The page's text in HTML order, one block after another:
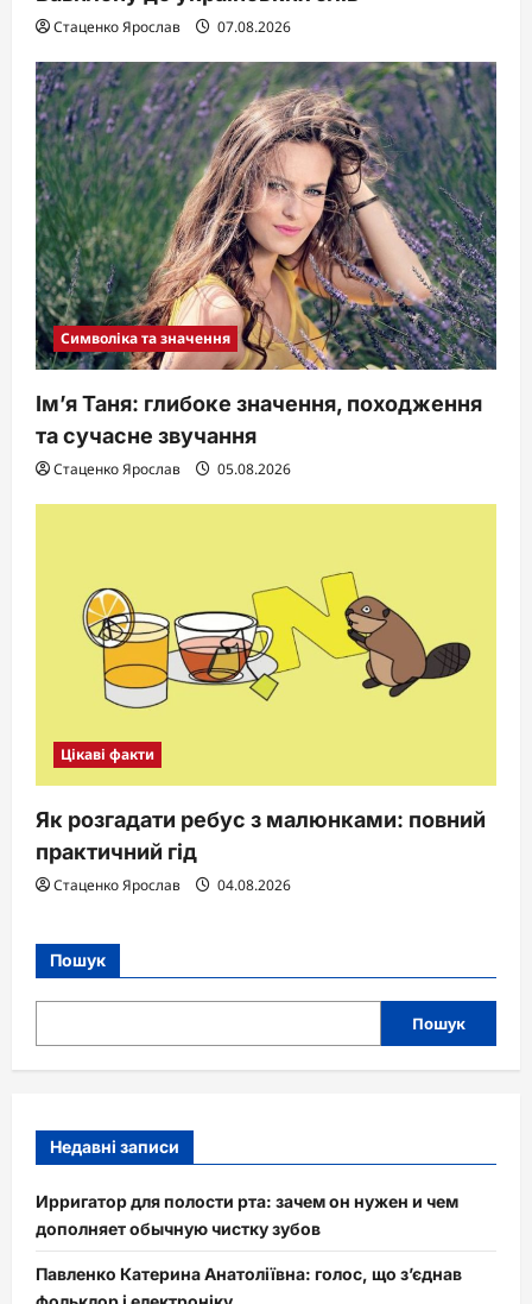
Стаценко Ярослав 07.08.2026
Символіка та значення
Ім’я Таня: глибоке значення, походження
та сучасне звучання
Стаценко Ярослав 05.08.2026
Цікаві факти
Як розгадати ребус з малюнками: повний
практичний гід
Стаценко Ярослав 04.08.2026
Пошук
Пошук
Недавні записи
Ирригатор для полости рта: зачем он нужен и чем
дополняет обычную чистку зубов
Павленко Катерина Анатоліївна: голос, що з’єднав